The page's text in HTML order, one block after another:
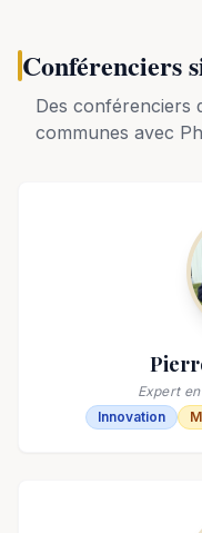
Conférenciers
Des conférenciers
communes avec
Expert
Innovation